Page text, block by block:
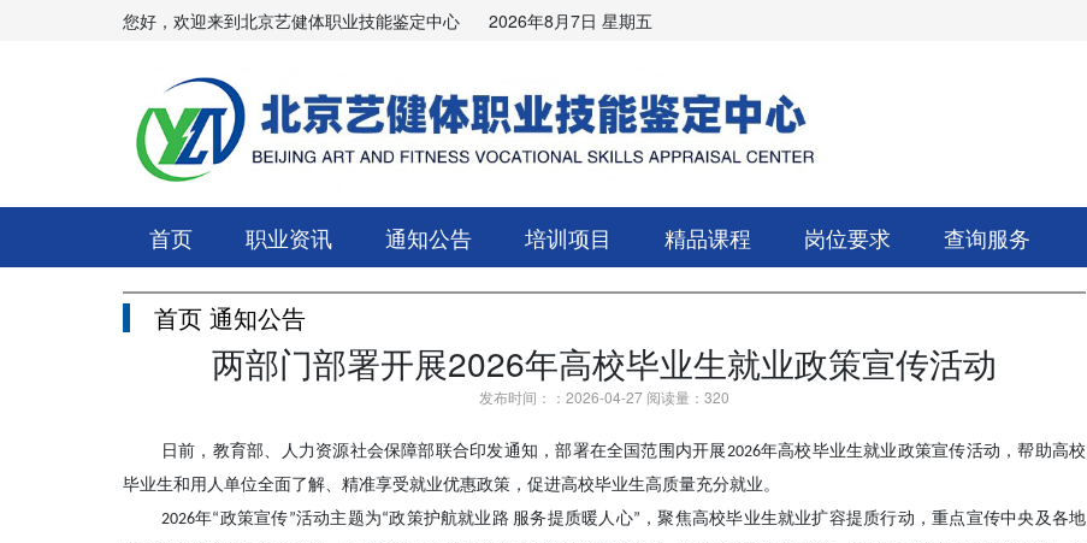
您好，欢迎来到北京艺健体职业技能鉴定中心 2026年8月7日 星期五
首页 职业资讯 通知公告 培训项目 精品课程 岗位要求 查询服务
首页 通知公告
两部门部署开展2026年高校毕业生就业政策宣传活动
发布时间：：2026-04-27 阅读量：320
日前，教育部、人力资源社会保障部联合印发通知，部署在全国范围内开展2026年高校毕业生就业政策宣传活动，帮助高校
毕业生和用人单位全面了解、精准享受就业优惠政策，促进高校毕业生高质量充分就业。
2026年“政策宣传”活动主题为“政策护航就业路 服务提质暖人心”，聚焦高校毕业生就业扩容提质行动，重点宣传中央及各地